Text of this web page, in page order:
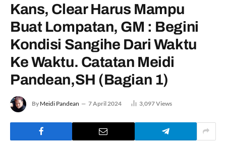
Kans, Clear Harus Mampu
Buat Lompatan, GM : Begini
Kondisi Sangihe Dari Waktu
Ke Waktu. Catatan Meidi
Pandean,SH (Bagian 1)
By Meidi Pandean 7 April 2024 3,097Views